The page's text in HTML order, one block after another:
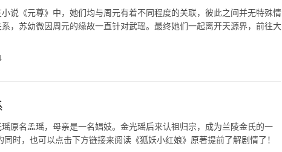
说《元尊》中，她们均与周元有着不同程度的关联，彼此之间并无特殊情
，苏幼微因周元的缘故一直针对武瑶。最终她们一起离开天源界，前往大
原名孟瑶，母亲是一名娼妓。金光瑶后来认祖归宗，成为兰陵金氏的一
时，也可以点击下方链接来阅读《狐妖小红娘》原著提前了解剧情了！